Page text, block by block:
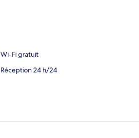
Wi-Fi gratuit
Réception 24 h/24